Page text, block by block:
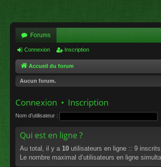
Forums
Connexion Inscription
Accueil du forum
Aucun forum.
Connexion • Inscription
Nom d’utilisateur :
Qui est en ligne ?
Au total, il y a 10 utilisateurs en ligne :: 9
Le nombre maximal d’utilisateurs en ligne